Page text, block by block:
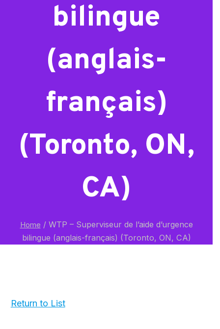
bilingue
(anglais-
français)
(Toronto, ON,
CA)
Home /WTP – Superviseur de l’aide d’urgence
bilingue (anglais-français) (Toronto, ON, CA)
Return to List